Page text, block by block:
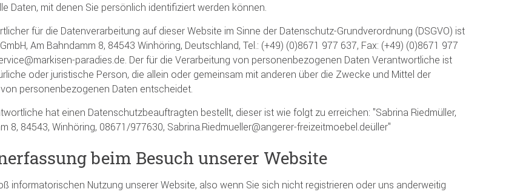
Daten, mit denen Sie persönlich identifiziert werden können.
für die Datenverarbeitung auf dieser Website im Sinne der Datenschutz-Grundverordnung (DSGVO) ist
Am Bahndamm 8, 84543 Winhöring, Deutschland, Tel.: (+49) (0)8671 977 637, Fax: (+49) (0)8671 977
paradies.de. Der für die Verarbeitung von personenbezogenen Daten Verantwortliche ist
oder juristische Person, die allein oder gemeinsam mit anderen über die Zwecke und Mittel der
personenbezogenen Daten entscheidet.
hat einen Datenschutzbeauftragten bestellt, dieser ist wie folgt zu erreichen: "Sabrina Riedmüller,
8, 84543, Winhöring, 08671/977630, Sabrina.Riedmueller@angerer-freizeitmoebel.deüller"
beim Besuch unserer Website
informatorischen Nutzung unserer Website, also wenn Sie sich nicht registrieren oder uns anderweitig